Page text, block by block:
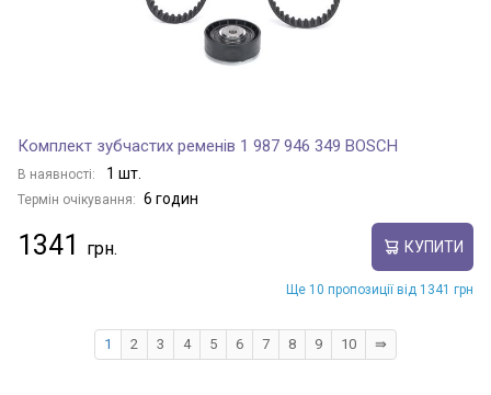
Комплект зубчастих ременів 1 987 946 349 BOSCH
В наявності: 1 шт.
Термін очікування: 6 годин
1341 КУПИТИ
Ще 10 пропозиції від 1341 грн
1 2 3 4 5 6 7 8 9 10 ⇛